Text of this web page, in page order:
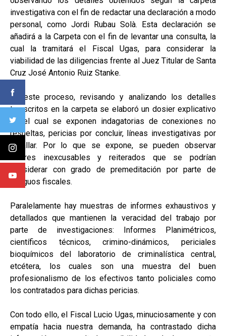
investigativa con el fin de redactar una declaración a modo
personal, como Jordi Rubau Solà. Esta declaración se
añadirá a la Carpeta con el fin de levantar una consulta, la
cual la tramitará el Fiscal Ugas, para considerar la
viabilidad de las diligencias frente al Juez Titular de Santa
Cruz José Antonio Ruiz Stanke.
En este proceso, revisando y analizando los detalles
transcritos en la carpeta se elaboró un dosier explicativo
en el cual se exponen indagatorias de conexiones no
resueltas, pericias por concluir, líneas investigativas por
detallar. Por lo que se expone, se pueden observar
errores inexcusables y reiterados que se podrían
considerar con grado de premeditación por parte de
antiguos fiscales.
Paralelamente hay muestras de informes exhaustivos y
detallados que mantienen la veracidad del trabajo por
parte de investigaciones: Informes Planimétricos,
científicos técnicos, crimino-dinámicos, periciales
bioquímicos del laboratorio de criminalística central,
etcétera, los cuales son una muestra del buen
profesionalismo de los efectivos tanto policiales como
los contratados para dichas pericias.
Con todo ello, el Fiscal Lucio Ugas, minuciosamente y con
empatía hacia nuestra demanda, ha contrastado dicha